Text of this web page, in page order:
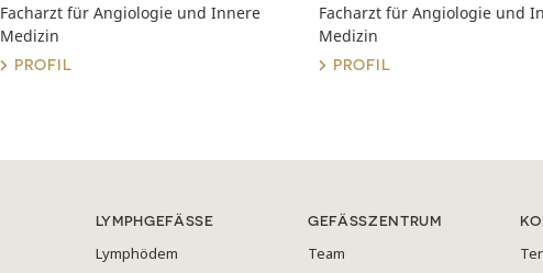
Facharzt für Angiologie und Innere
Medizin
PROFIL
Facharzt für Angiologie und
Medizin
PROFIL
LYMPHGEFÄSSE
Lymphödem
GEFÄSSZENTRUM
Team